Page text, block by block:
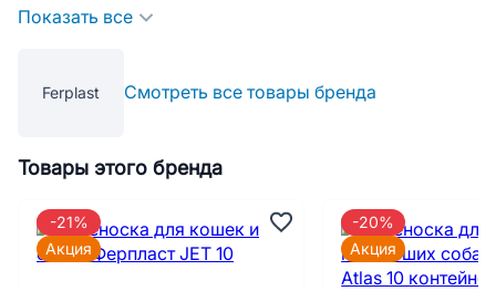
Показать все
Ferplast Смотреть все товары бренда
Товары этого бренда
-21%
Акция
-20%
Акция